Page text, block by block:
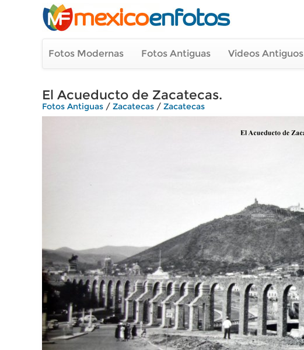
Fotos Modernas Fotos Antiguas Videos Antiguos
El Acueducto de Zacatecas.
Fotos Antiguas / Zacatecas / Zacatecas